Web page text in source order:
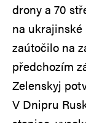
drony a 70
na ukrajinské
zaútočilo na
předchozím
Zelenskyj
V Dnipru